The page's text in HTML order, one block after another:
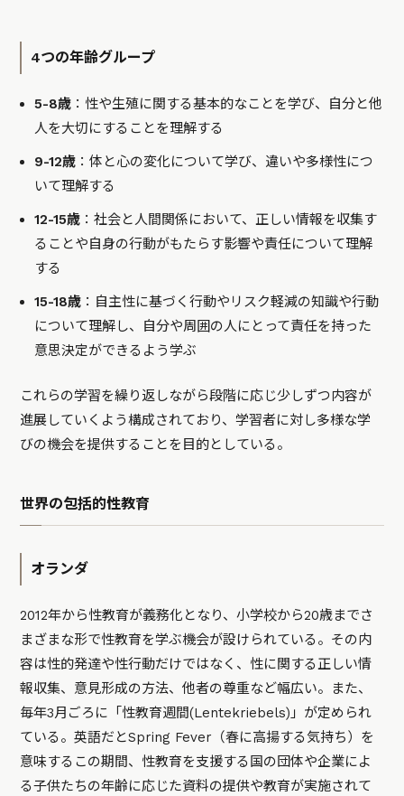
4つの年齢グループ
5-8歳 ：性や生殖に関する基本的なことを学び、自分と他
人を大切にすることを理解する
9-12歳 ：体と心の変化について学び、違いや多様性につ
いて理解する
12-15歳 ：社会と人間関係において、正しい情報を収集す
ることや自身の行動がもたらす影響や責任について理解
する
15-18歳 ：自主性に基づく行動やリスク軽減の知識や行動
について理解し、自分や周囲の人にとって責任を持った
意思決定ができるよう学ぶ
これらの学習を繰り返しながら段階に応じ少しずつ内容が
進展していくよう構成されており、学習者に対し多様な学
びの機会を提供することを目的としている。
世界の包括的性教育
オランダ
2012年から性教育が義務化となり、小学校から20歳までさ
まざまな形で性教育を学ぶ機会が設けられている。その内
容は性的発達や性行動だけではなく、性に関する正しい情
報収集、意見形成の方法、他者の尊重など幅広い。また、
毎年3月ごろに「性教育週間(Lentekriebels)」が定められ
ている。英語だとSpring Fever（春に高揚する気持ち）を
意味するこの期間、性教育を支援する国の団体や企業によ
る子供たちの年齢に応じた資料の提供や教育が実施されて